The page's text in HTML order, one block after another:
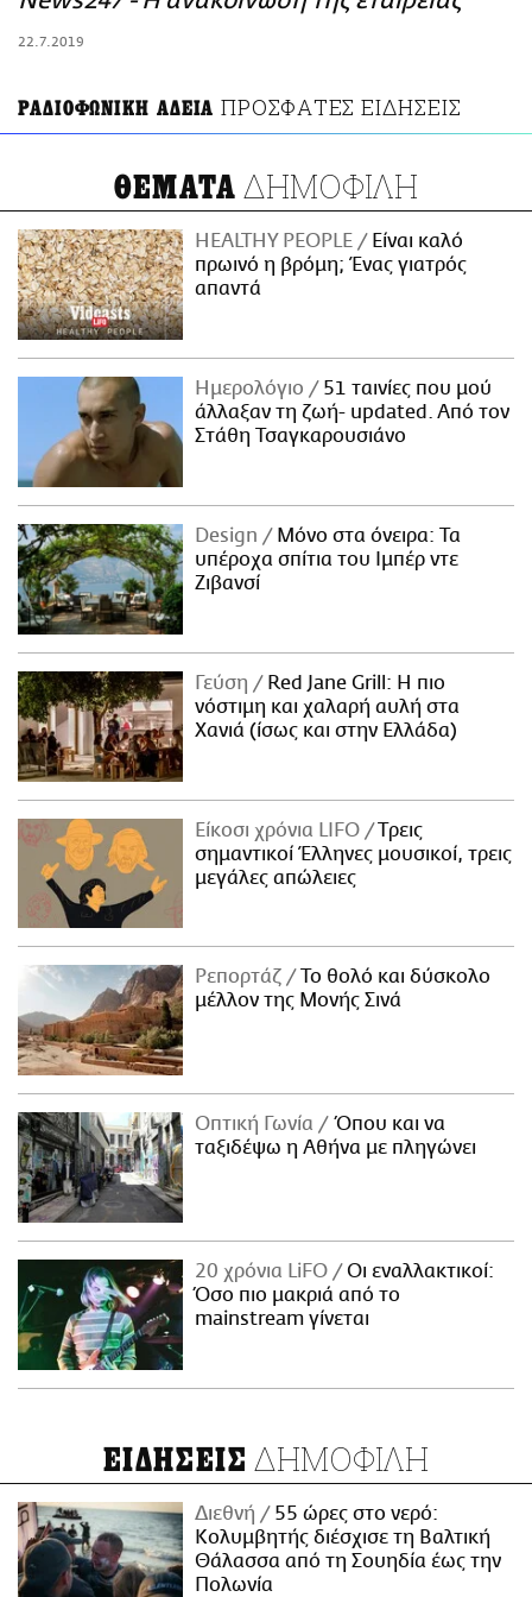
22.7.2019
ΡΑΔΙΟΦΩΝΙΚΗ ΑΔΕΙΑ ΠΡΟΣΦΑΤΕΣ ΕΙΔΗΣΕΙΣ
ΘΕΜΑΤΑ ΔΗΜΟΦΙΛΗ
HEALTHY PEOPLE
Είναι καλό
πρωινό η βρόμη; Ένας γιατρός
απαντά
Ημερολόγιο
51 ταινίες που μού
άλλαξαν τη ζωή- updated. Aπό τον
Στάθη Τσαγκαρουσιάνο
Design
Μόνο στα όνειρα: Τα
υπέροχα σπίτια του Ιμπέρ ντε
Ζιβανσί
Γεύση
Red Jane Grill: Η πιο
νόστιμη και χαλαρή αυλή στα
Χανιά (ίσως και στην Ελλάδα)
Είκοσι χρόνια LIFO
Tρεις
σημαντικοί Έλληνες μουσικοί, τρεις
μεγάλες απώλειες
Ρεπορτάζ
Το θολό και δύσκολο
μέλλον της Μονής Σινά
Οπτική Γωνία
Όπου και να
ταξιδέψω η Αθήνα με πληγώνει
20 χρόνια LiFO
Οι εναλλακτικοί:
Όσο πιο μακριά από το
mainstream γίνεται
ΕΙΔΗΣΕΙΣ ΔΗΜΟΦΙΛΗ
Διεθνή
55 ώρες στο νερό:
Κολυμβητής διέσχισε τη Βαλτική
Θάλασσα από τη Σουηδία έως την
Πολωνία